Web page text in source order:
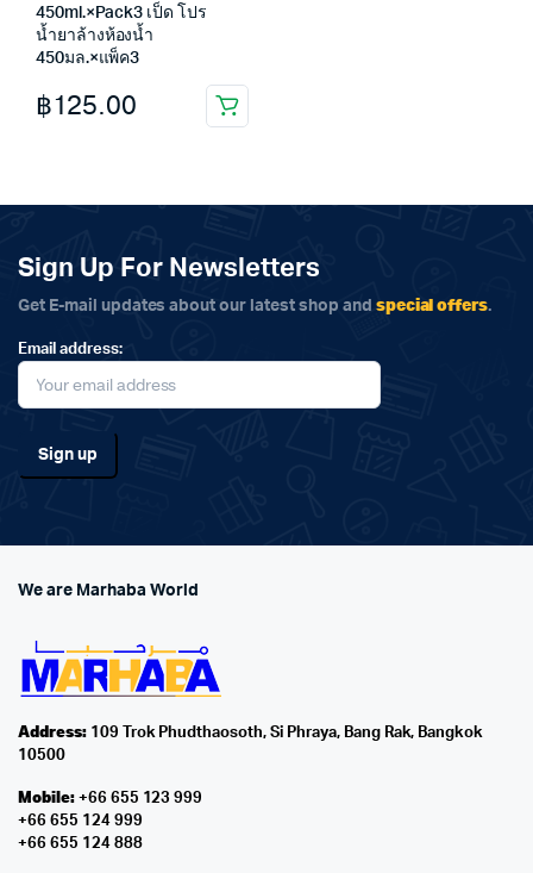
450ml.×Pack3 เป็ด โปร
น้ำยาล้างห้องน้ำ
450มล.×แพ็ค3
฿125.00
Sign Up For Newsletters
Get E-mail updates about our latest shop and special offers.
Email address:
We are Marhaba World
Address:109 Trok Phudthaosoth, Si Phraya, Bang Rak, Bangkok
10500
Mobile:+66 655 123 999
+66 655 124 999
+66 655 124 888